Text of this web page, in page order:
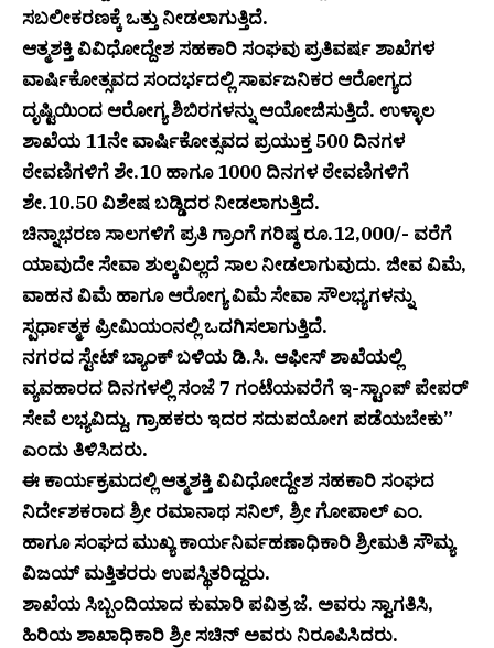
ಸಬಲೀಕರಣಕ್ಕೆ ಒತ್ತು ನೀಡಲಾಗುತ್ತಿದೆ.
ಆತ್ಮಶಕ್ತಿ ವಿವಿಧೋದ್ದೇಶ ಸಹಕಾರಿ ಸಂಘವು ಪ್ರತಿವರ್ಷ ಶಾಖೆಗಳ
ವಾರ್ಷಿಕೋತ್ಸವದ ಸಂದರ್ಭದಲ್ಲಿ ಸಾರ್ವಜನಿಕರ ಆರೋಗ್ಯದ
ದೃಷ್ಟಿಯಿಂದ ಆರೋಗ್ಯ ಶಿಬಿರಗಳನ್ನು ಆಯೋಜಿಸುತ್ತಿದೆ. ಉಳ್ಳಾಲ
ಶಾಖೆಯ 11ನೇ ವಾರ್ಷಿಕೋತ್ಸವದ ಪ್ರಯುಕ್ತ 500 ದಿನಗಳ
ಠೇವಣಿಗಳಿಗೆ ಶೇ.10 ಹಾಗೂ 1000 ದಿನಗಳ ಠೇವಣಿಗಳಿಗೆ
ಶೇ.10.50 ವಿಶೇಷ ಬಡ್ಡಿದರ ನೀಡಲಾಗುತ್ತಿದೆ.
ಚಿನ್ನಾಭರಣ ಸಾಲಗಳಿಗೆ ಪ್ರತಿ ಗ್ರಾಂಗೆ ಗರಿಷ್ಠ ರೂ.12,000/- ವರೆಗೆ
ಯಾವುದೇ ಸೇವಾ ಶುಲ್ಕವಿಲ್ಲದೆ ಸಾಲ ನೀಡಲಾಗುವುದು. ಜೀವ ವಿಮೆ,
ವಾಹನ ವಿಮೆ ಹಾಗೂ ಆರೋಗ್ಯ ವಿಮೆ ಸೇವಾ ಸೌಲಭ್ಯಗಳನ್ನು
ಸ್ಪರ್ಧಾತ್ಮಕ ಪ್ರೀಮಿಯಂನಲ್ಲಿ ಒದಗಿಸಲಾಗುತ್ತಿದೆ.
ನಗರದ ಸ್ಟೇಟ್ ಬ್ಯಾಂಕ್ ಬಳಿಯ ಡಿ.ಸಿ. ಆಫೀಸ್ ಶಾಖೆಯಲ್ಲಿ
ವ್ಯವಹಾರದ ದಿನಗಳಲ್ಲಿ ಸಂಜೆ 7 ಗಂಟೆಯವರೆಗೆ ಇ-ಸ್ಟಾಂಪ್ ಪೇಪರ್
ಸೇವೆ ಲಭ್ಯವಿದ್ದು, ಗ್ರಾಹಕರು ಇದರ ಸದುಪಯೋಗ ಪಡೆಯಬೇಕು”
ಎಂದು ತಿಳಿಸಿದರು.
ಈ ಕಾರ್ಯಕ್ರಮದಲ್ಲಿ ಆತ್ಮಶಕ್ತಿ ವಿವಿಧೋದ್ದೇಶ ಸಹಕಾರಿ ಸಂಘದ
ನಿರ್ದೇಶಕರಾದ ಶ್ರೀ ರಮಾನಾಥ ಸನಿಲ್, ಶ್ರೀ ಗೋಪಾಲ್ ಎಂ.
ಹಾಗೂ ಸಂಘದ ಮುಖ್ಯ ಕಾರ್ಯನಿರ್ವಹಣಾಧಿಕಾರಿ ಶ್ರೀಮತಿ ಸೌಮ್ಯ
ವಿಜಯ್ ಮತ್ತಿತರರು ಉಪಸ್ಥಿತರಿದ್ದರು.
ಶಾಖೆಯ ಸಿಬ್ಬಂದಿಯಾದ ಕುಮಾರಿ ಪವಿತ್ರ ಜೆ. ಅವರು ಸ್ವಾಗತಿಸಿ,
ಹಿರಿಯ ಶಾಖಾಧಿಕಾರಿ ಶ್ರೀ ಸಚಿನ್ ಅವರು ನಿರೂಪಿಸಿದರು.